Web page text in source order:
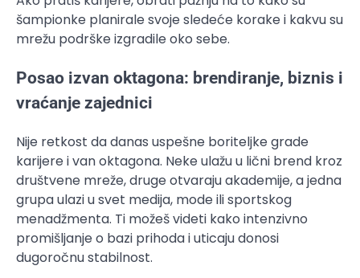
šampionke planirale svoje sledeće korake i kakvu su
mrežu podrške izgradile oko sebe.
Posao izvan oktagona: brendiranje, biznis i
vraćanje zajednici
Nije retkost da danas uspešne boriteljke grade
karijere i van oktagona. Neke ulažu u lični brend kroz
društvene mreže, druge otvaraju akademije, a jedna
grupa ulazi u svet medija, mode ili sportskog
menadžmenta. Ti možeš videti kako intenzivno
promišljanje o bazi prihoda i uticaju donosi
dugoročnu stabilnost.